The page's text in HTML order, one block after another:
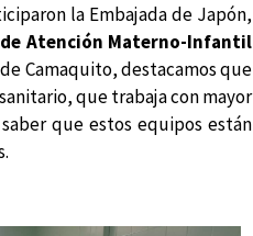
la Embajada de Japón,
Atención Materno-Infantil
Camaquito, destacamos que
que trabaja con mayor
que estos equipos están